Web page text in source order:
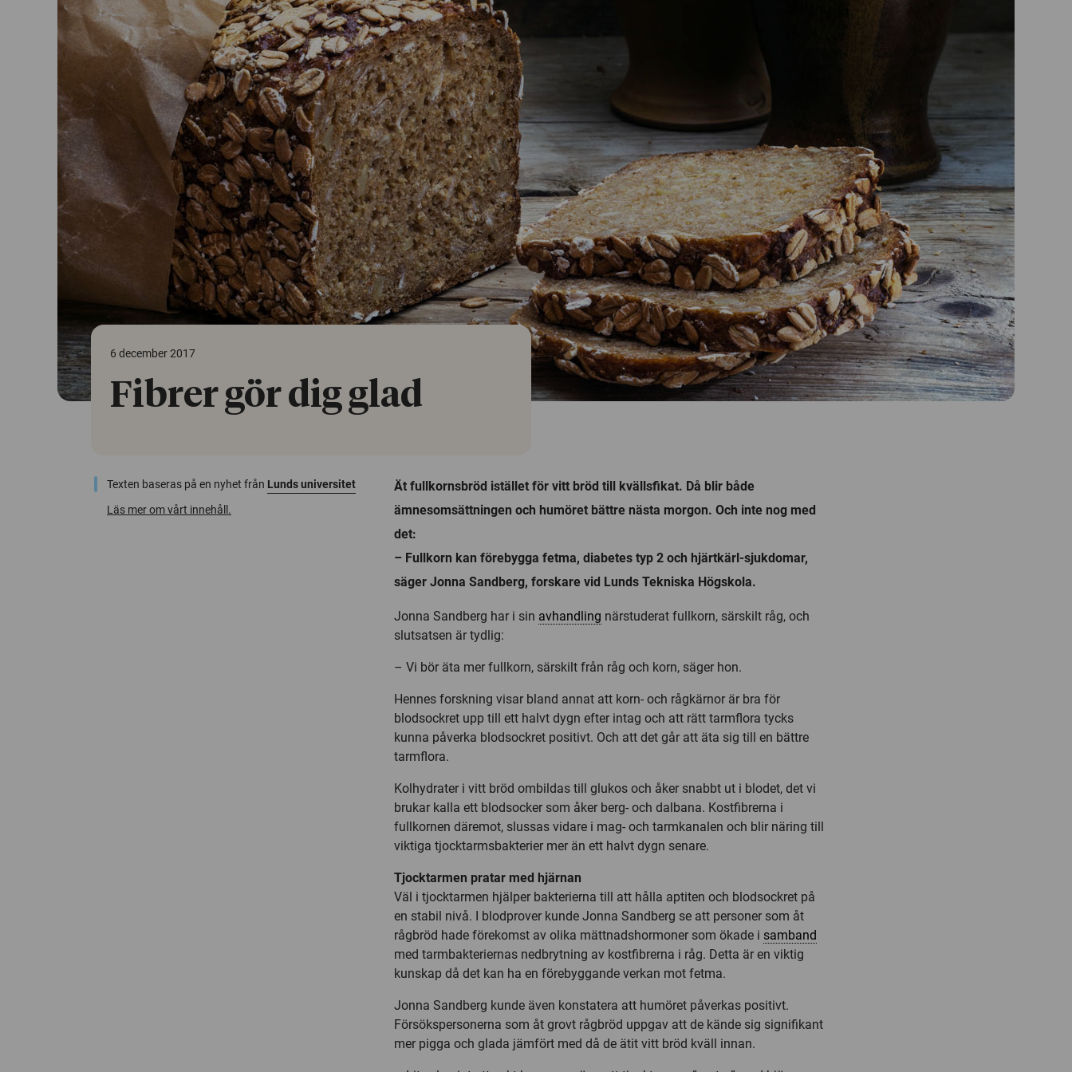
6 december 2017
Fibrer gör dig glad
Texten baseras på en nyhet från Lunds universitet
Läs mer om vårt innehåll.
Ät fullkornsbröd istället för vitt bröd till kvällsfikat. Då blir både
ämnesomsättningen och humöret bättre nästa morgon. Och inte nog med
det:
– Fullkorn kan förebygga fetma, diabetes typ 2 och hjärtkärl-sjukdomar,
säger Jonna Sandberg, forskare vid Lunds Tekniska Högskola.
Jonna Sandberg har i sin avhandling närstuderat fullkorn, särskilt råg, och
slutsatsen är tydlig:
– Vi bör äta mer fullkorn, särskilt från råg och korn, säger hon.
Hennes forskning visar bland annat att korn- och rågkärnor är bra för
blodsockret upp till ett halvt dygn efter intag och att rätt tarmflora tycks
kunna påverka blodsockret positivt. Och att det går att äta sig till en bättre
tarmflora.
Kolhydrater i vitt bröd ombildas till glukos och åker snabbt ut i blodet, det vi
brukar kalla ett blodsocker som åker berg- och dalbana. Kostfibrerna i
fullkornen däremot, slussas vidare i mag- och tarmkanalen och blir näring till
viktiga tjocktarmsbakterier mer än ett halvt dygn senare.
Tjocktarmen pratar med hjärnan
Väl i tjocktarmen hjälper bakterierna till att hålla aptiten och blodsockret på
en stabil nivå. I blodprover kunde Jonna Sandberg se att personer som åt
rågbröd hade förekomst av olika mättnadshormoner som ökade i samband
med tarmbakteriernas nedbrytning av kostfibrerna i råg. Detta är en viktig
kunskap då det kan ha en förebyggande verkan mot fetma.
Jonna Sandberg kunde även konstatera att humöret påverkas positivt.
Försökspersonerna som åt grovt rågbröd uppgav att de kände sig signifikant
mer pigga och glada jämfört med då de ätit vitt bröd kväll innan.